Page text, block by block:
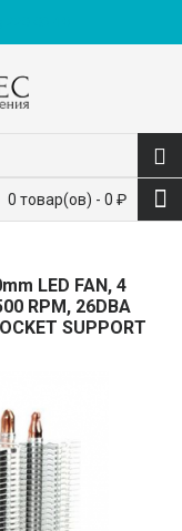
0 товар(ов) - 0 ₽
LED FAN, 4
RPM, 26DBA
SUPPORT